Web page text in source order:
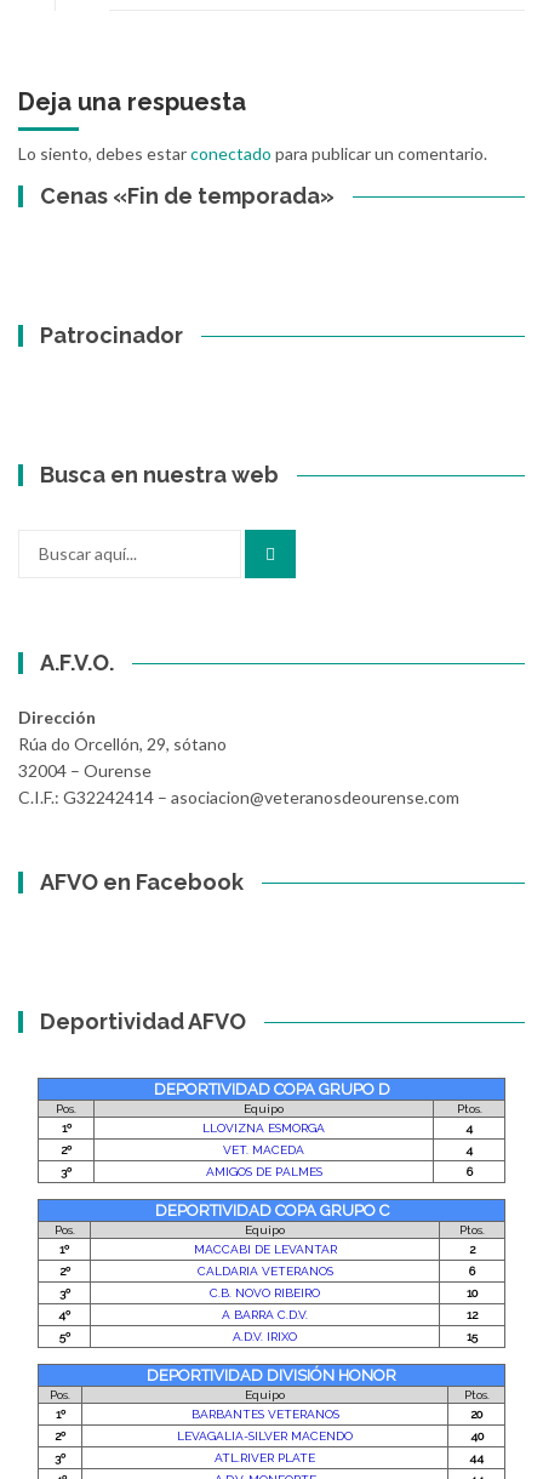
Deja una respuesta
Lo siento, debes estarconectado para publicar un comentario.
Cenas «Fin de temporada»
Patrocinador
Busca en nuestra web
A.F.V.O.
Dirección
Rúa do Orcellón, 29, sótano
32004 – Ourense
C.I.F.: G32242414 – asociacion@veteranosdeourense.com
AFVO en Facebook
Deportividad AFVO